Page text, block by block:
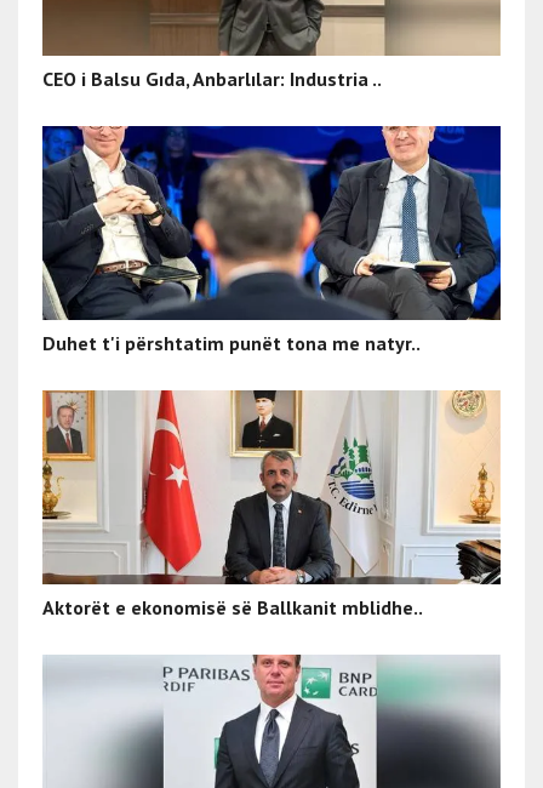
CEO i Balsu Gıda, Anbarlılar: Industria ..
Duhet t'i përshtatim punët tona me natyr..
Aktorët e ekonomisë së Ballkanit mblidhe..